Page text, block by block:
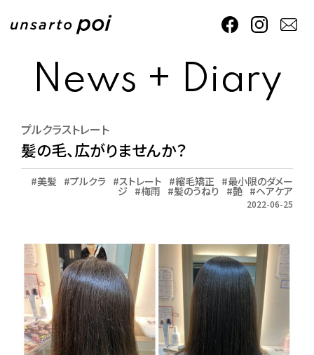
News + Diary
プルクラストレート
髪の毛、広がりませんか？
美髪 プルクラ ストレート 縮毛矯正 最小限のダメー
ジ 梅雨 髪のうねり 艶 ヘアケア
2022-06-25